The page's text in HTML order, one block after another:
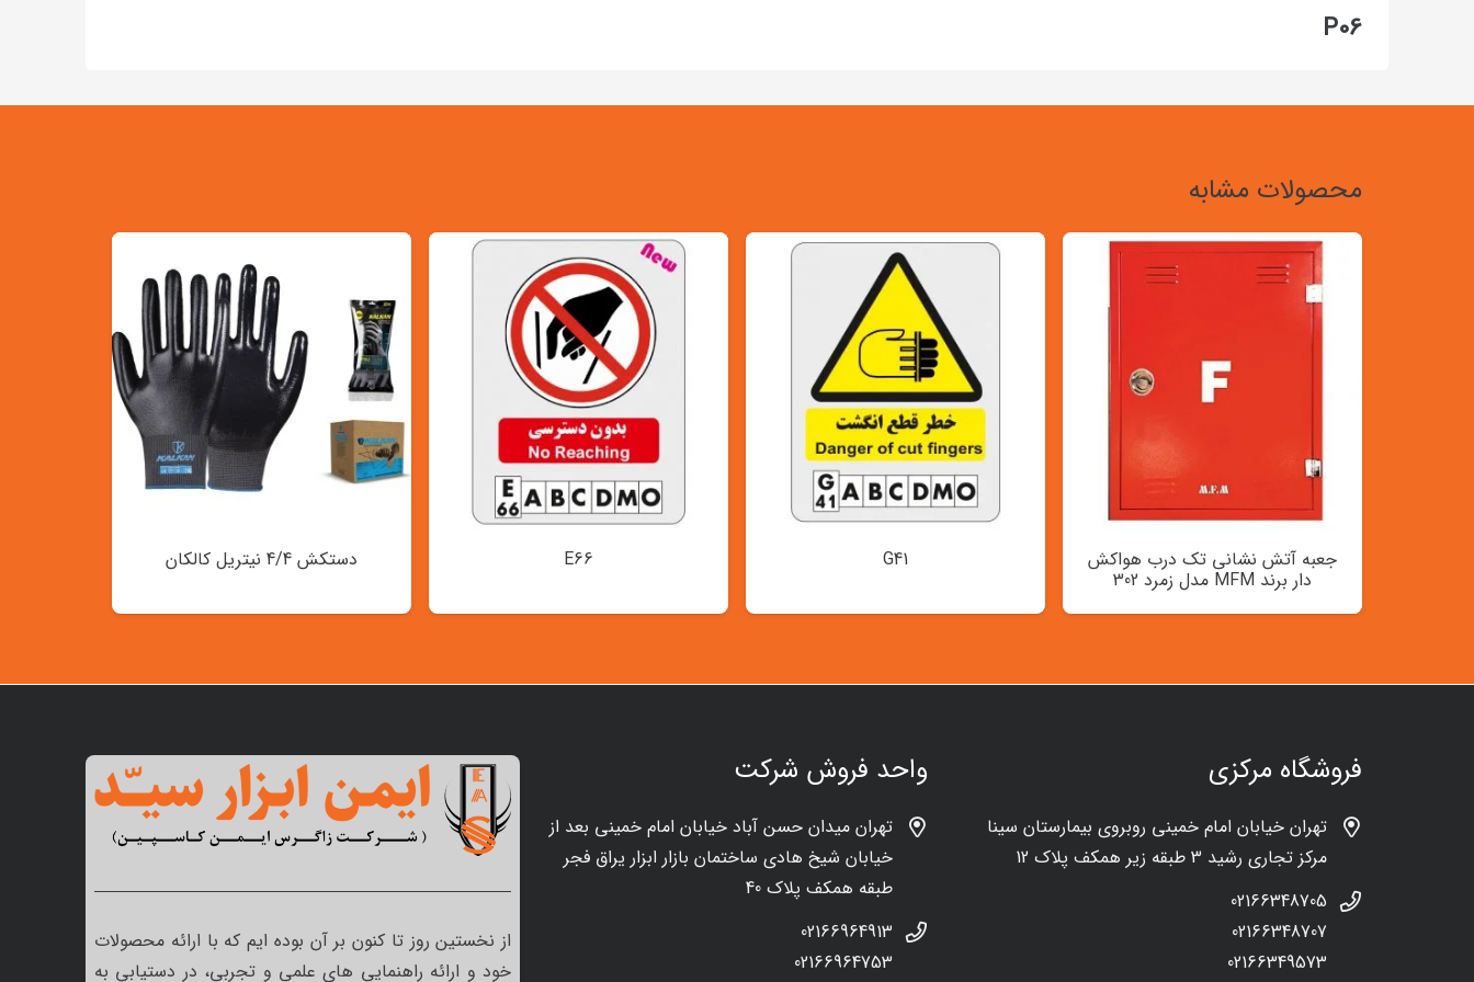
P06
محصولات مشابه
جعبه آتش نشانی تک درب هواکش
دار برند MFM مدل زمرد 302
G41
E66 دستکش 4/4 نیتریل کالکان
فروشگاه مرکزی
تهران خیابان امام خمینی روبروی بیمارستان سینا
مرکز تجاری رشید 3 طبقه زیر همکف پلاک 12
02166348705
02166348707
02166349573
واحد فروش شرکت
تهران میدان حسن آباد خیابان امام خمینی بعد از
خیابان شیخ هادی ساختمان بازار ابزار یراق فجر
طبقه همکف پلاک 40
02166964913
02166964753
از نخستین روز تا کنون بر آن بوده ایم که با ارائه محصولات
خود و ارائه راهنمایی های علمی و تجربی، در دستیابی به